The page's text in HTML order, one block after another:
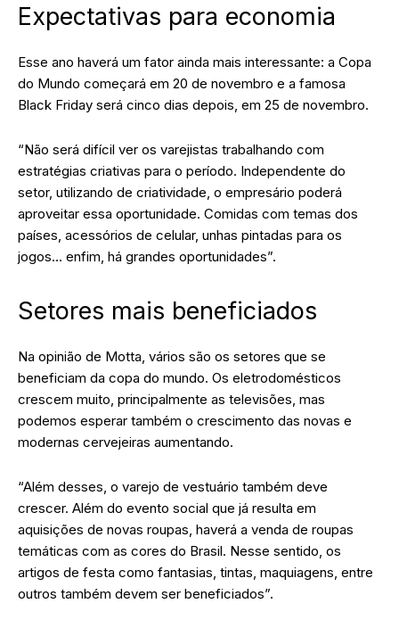
Expectativas para economia
Esse ano haverá um fator ainda mais interessante: a Copa
do Mundo começará em 20 de novembro e a famosa
Black Friday será cinco dias depois, em 25 de novembro.
“Não será difícil ver os varejistas trabalhando com
estratégias criativas para o período. Independente do
setor, utilizando de criatividade, o empresário poderá
aproveitar essa oportunidade. Comidas com temas dos
países, acessórios de celular, unhas pintadas para os
jogos… enfim, há grandes oportunidades”.
Setores mais beneficiados
Na opinião de Motta, vários são os setores que se
beneficiam da copa do mundo. Os eletrodomésticos
crescem muito, principalmente as televisões, mas
podemos esperar também o crescimento das novas e
modernas cervejeiras aumentando.
“Além desses, o varejo de vestuário também deve
crescer. Além do evento social que já resulta em
aquisições de novas roupas, haverá a venda de roupas
temáticas com as cores do Brasil. Nesse sentido, os
artigos de festa como fantasias, tintas, maquiagens, entre
outros também devem ser beneficiados”.